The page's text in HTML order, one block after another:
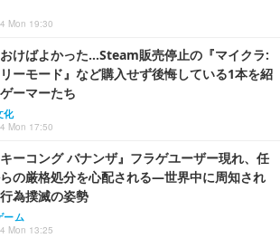
Mon 19:30
けばよかった…Steam販売停止の『マイクラ:
ーモード』など購入せず後悔している1本を紹
ーマーたち
化
Mon 17:50
キーコング バナンザ』フラゲユーザー現れ、任
の厳格処分を心配される―世界中に周知され
為撲滅の姿勢
ーム
Mon 13:25